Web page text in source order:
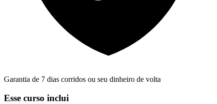
Garantia de 7 dias corridos ou seu dinheiro de volta
Esse curso inclui